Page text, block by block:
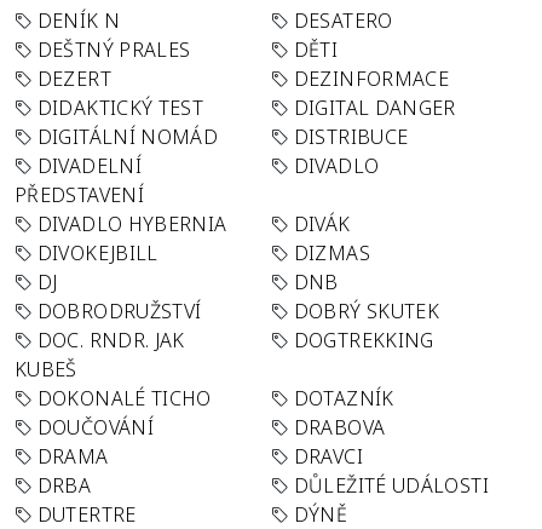
DENÍK N
DESATERO
DEŠTNÝ PRALES
DĚTI
DEZERT
DEZINFORMACE
DIDAKTICKÝ TEST
DIGITAL DANGER
DIGITÁLNÍ NOMÁD
DISTRIBUCE
DIVADELNÍ
PŘEDSTAVENÍ
DIVADLO
DIVADLO HYBERNIA
DIVÁK
DIVOKEJBILL
DIZMAS
DJ
DNB
DOBRODRUŽSTVÍ
DOBRÝ SKUTEK
DOC. RNDR. JAK
KUBEŠ
DOGTREKKING
DOKONALÉ TICHO
DOTAZNÍK
DOUČOVÁNÍ
DRABOVA
DRAMA
DRAVCI
DRBA
DŮLEŽITÉ UDÁLOSTI
DUTERTRE
DÝNĚ